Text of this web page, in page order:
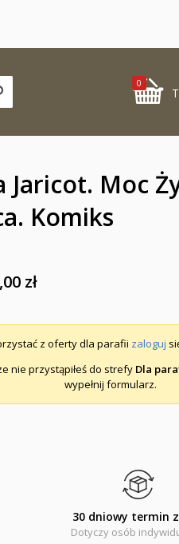
0
Jaricot. Moc
Komiks
zł
z oferty dla parafii zaloguj
nie przystąpiłeś do strefy Dla
wypełnij formularz.
30 dniowy termin
Dotyczy osób